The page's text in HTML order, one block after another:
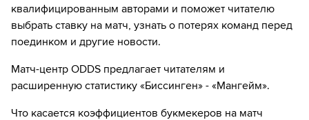
Временное удаление игрока "Биссинген" Fabjon Kuqi
38
Игрок "Мангейм" Маркус Айзеншмид забивает
квалифицированным авторами и поможет читателю
выбрать ставку на матч, узнать о потерях команд перед
поединком и другие новости.
Матч-центр ODDS предлагает читателям и
расширенную статистику «Биссинген» - «Мангейм».
Что касается коэффициентов букмекеров на матч